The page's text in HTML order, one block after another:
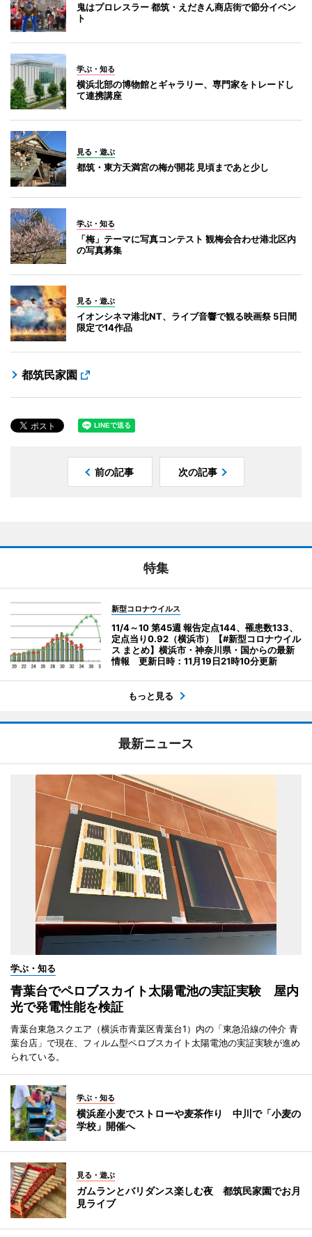
鬼はプロレスラー 都筑・えだきん商店街で節分イベン
ト
学ぶ・知る
横浜北部の博物館とギャラリー、専門家をトレードし
て連携講座
見る・遊ぶ
都筑・東方天満宮の梅が開花 見頃まであと少し
学ぶ・知る
「梅」テーマに写真コンテスト 観梅会合わせ港北区内
の写真募集
見る・遊ぶ
イオンシネマ港北NT、ライブ音響で観る映画祭 5日間
限定で14作品
都筑民家園
前の記事 次の記事
特集
新型コロナウイルス
11/4～10 第45週 報告定点144、罹患数133、
定点当り0.92（横浜市）【#新型コロナウイル
ス まとめ】横浜市・神奈川県・国からの最新
情報 更新日時：11月19日21時10分更新
もっと見る
最新ニュース
学ぶ・知る
青葉台でペロブスカイト太陽電池の実証実験 屋内
光で発電性能を検証
青葉台東急スクエア（横浜市青葉区青葉台1）内の「東急沿線の仲介 青
葉台店」で現在、フィルム型ペロブスカイト太陽電池の実証実験が進め
られている。
学ぶ・知る
横浜産小麦でストローや麦茶作り 中川で「小麦の
学校」開催へ
見る・遊ぶ
ガムランとバリダンス楽しむ夜 都筑民家園でお月
見ライブ